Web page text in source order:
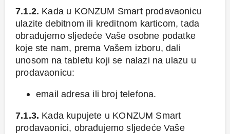
7.1.2. Kada u KONZUM Smart prodavaonicu
ulazite debitnom ili kreditnom karticom, tada
obrađujemo sljedeće Vaše osobne podatke
koje ste nam, prema Vašem izboru, dali
unosom na tabletu koji se nalazi na ulazu u
prodavaonicu:
email adresa ili broj telefona.
7.1.3. Kada kupujete u KONZUM Smart
prodavaonici, obrađujemo sljedeće Vaše